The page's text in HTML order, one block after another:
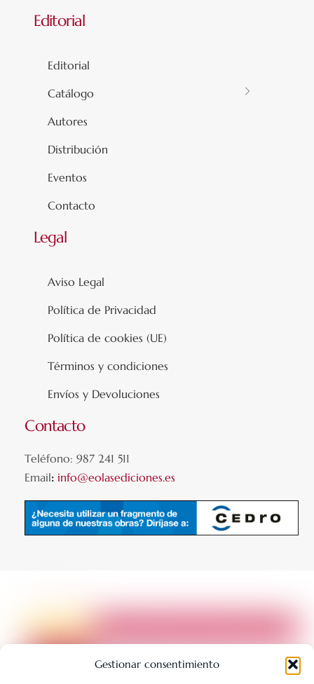
Gestionar consentimiento
Editorial
Editorial
Catálogo
Autores
Distribución
Eventos
Contacto
Legal
Aviso Legal
Política de Privacidad
Política de cookies (UE)
Términos y condiciones
Envíos y Devoluciones
Contacto
Teléfono: 987 241 511
Email: info@eolasediciones.es